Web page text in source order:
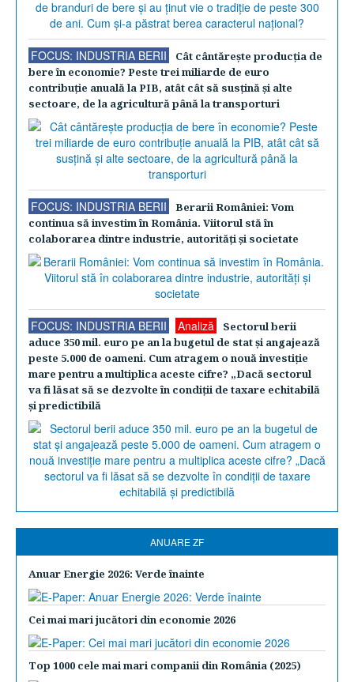
FOCUS: INDUSTRIA BERII
Cât cântăreşte producţia de
bere în economie? Peste trei miliarde de euro
contribuţie anuală la PIB, atât cât să susţină şi alte
sectoare, de la agricultură până la transporturi
FOCUS: INDUSTRIA BERII
Berarii României: Vom
continua să investim în România. Viitorul stă în
colaborarea dintre industrie, autorităţi şi societate
FOCUS: INDUSTRIA BERII Analiză
Sectorul berii
aduce 350 mil. euro pe an la bugetul de stat şi angajează
peste 5.000 de oameni. Cum atragem o nouă investiţie
mare pentru a multiplica aceste cifre? „Dacă sectorul
va fi lăsat să se dezvolte în condiţii de taxare echitabilă
şi predictibilă
ANUARE ZF
Anuar Energie 2026: Verde înainte
Cei mai mari jucători din economie 2026
Top 1000 cele mai mari companii din România (2025)